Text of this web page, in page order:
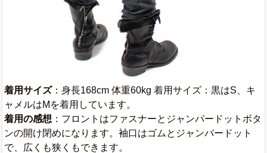
着用サイズ：身長168cm 体重60kg 着用サイズ：黒はS、キ
ャメルはMを着用しています。
着用の感想 ：フロントはファスナーとジャンパードットボタ
ンの開け閉めになります。袖口はゴムとジャンバードット
で、広くも狭くもできます。